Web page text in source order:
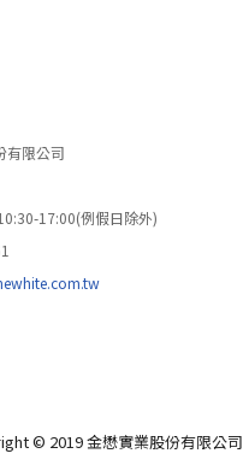
有限公司
17:00(例假日除外)
© 2019 金懋實業股份有限公司